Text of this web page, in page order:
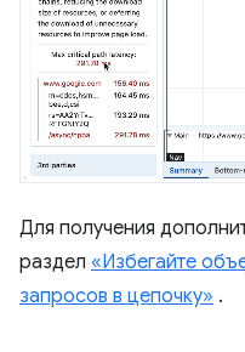
Для получения
раздел «Избегайте
запросов в цепочку» .